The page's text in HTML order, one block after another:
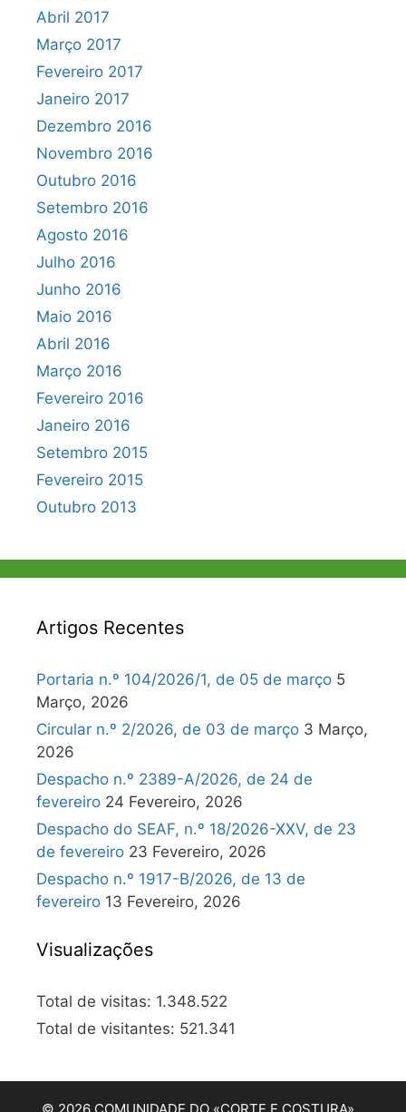
Abril 2017
Março 2017
Fevereiro 2017
Janeiro 2017
Dezembro 2016
Novembro 2016
Outubro 2016
Setembro 2016
Agosto 2016
Julho 2016
Junho 2016
Maio 2016
Abril 2016
Março 2016
Fevereiro 2016
Janeiro 2016
Setembro 2015
Fevereiro 2015
Outubro 2013
Artigos Recentes
Portaria n.º 104/2026/1, de 05 de março 5
Março, 2026
Circular n.º 2/2026, de 03 de março 3 Março,
2026
Despacho n.º 2389-A/2026, de 24 de
fevereiro 24 Fevereiro, 2026
Despacho do SEAF, n.º 18/2026-XXV, de 23
de fevereiro 23 Fevereiro, 2026
Despacho n.º 1917-B/2026, de 13 de
fevereiro 13 Fevereiro, 2026
Visualizações
Total de visitas: 1.348.522
Total de visitantes: 521.341